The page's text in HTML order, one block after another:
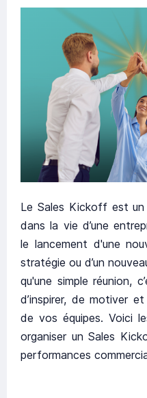
Le Sales Kickoff est
dans la vie d’une
le lancement d'une
stratégie ou d’un
qu'une simple réunion,
d’inspirer, de motiver
de vos équipes. Voici
organiser un Sales
performances